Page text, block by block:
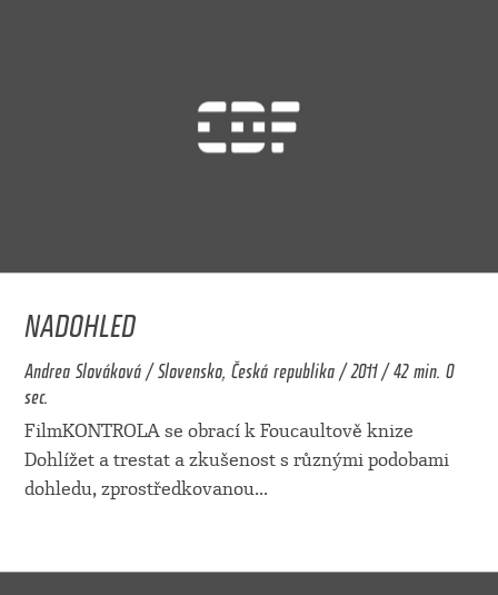
NADOHLED
Andrea Slováková / Slovensko, Česká republika / 2011 / 42 min. 0
sec.
FilmKONTROLA se obrací k Foucaultově knize
Dohlížet a trestat a zkušenost s různými podobami
dohledu, zprostředkovanou...